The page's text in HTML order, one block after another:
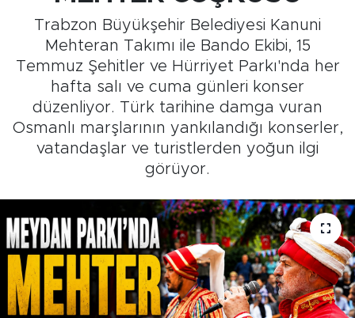
Trabzon Büyükşehir Belediyesi Kanuni
Mehteran Takımı ile Bando Ekibi, 15
Temmuz Şehitler ve Hürriyet Parkı'nda her
hafta salı ve cuma günleri konser
düzenliyor. Türk tarihine damga vuran
Osmanlı marşlarının yankılandığı konserler,
vatandaşlar ve turistlerden yoğun ilgi
görüyor.
Medya
Sağlık
Siyaset
Teknoloji
Foto Galeri
Köşe Yazarları
Manşet